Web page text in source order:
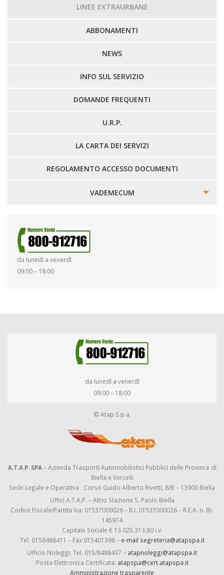
LINEE EXTRAURBANE
ABBONAMENTI
NEWS
INFO SUL SERVIZIO
DOMANDE FREQUENTI
U.R.P.
LA CARTA DEI SERVIZI
REGOLAMENTO ACCESSO DOCUMENTI
VADEMECUM
SMARRIMENTO OGGETTI
da lunedì a venerdì
09:00 – 18:00
da lunedì a venerdì
09:00 – 18:00
© Atap S.p.a.
A.T.A.P. SPA– Azienda Trasporti Automobilistici Pubblici delle Province di
Biella e Vercelli
Sede Legale e Operativa : Corso Guido Alberto Rivetti, 8/B – 13900 Biella
Uffici A.T.A.P. – Atrio Stazione S. Paolo Biella
Codice Fiscale/Partita Iva: 01537000026 – R.I. 01537000026 – R.E.A. n. BI-
145974
Capitale Sociale € 13.025.313,80 i.v.
Tel. 0158488411 – Fax 015401398 – e-mail segreteria@atapspa.it
Ufficio Noleggi: Tel. 015/8488437 – atapnoleggi@atapspa.it
Posta Elettronica Certificata: atapspa@cert.atapspa.it
Amministrazione trasparente